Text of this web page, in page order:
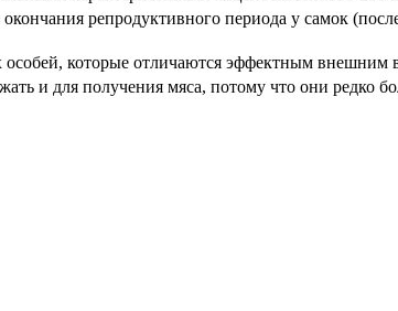
репродуктивного периода у самок
особей, которые отличаются эффектным внешним
и для получения мяса, потому что они редко